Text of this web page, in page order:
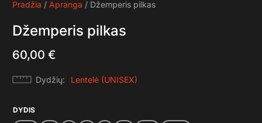
Pradžia / Apranga / Džemperis pilkas
Džemperis pilkas
60,00€
Dydžių Lentelė (UNISEX)
DYDIS